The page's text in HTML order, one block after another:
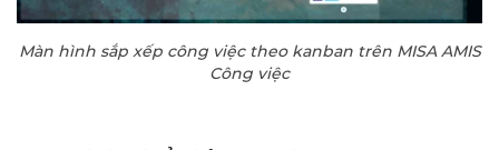
Màn hình sắp xếp công việc theo kanban trên MISA AMIS
Công việc